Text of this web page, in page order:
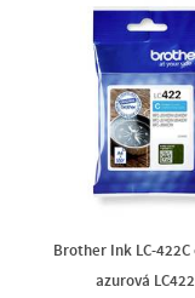
Brother Ink LC-
azurová